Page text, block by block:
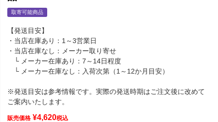
取寄可能商品
【発送目安】
・当店在庫あり：1～3営業日
・当店在庫なし：メーカー取り寄せ
└ メーカー在庫あり：7～14日程度
└ メーカー在庫なし：入荷次第（1～12か月目安）
※発送目安は参考情報です。実際の発送時期はご注文後に改めて
ご案内いたします。
販売価格 ¥4,620税込